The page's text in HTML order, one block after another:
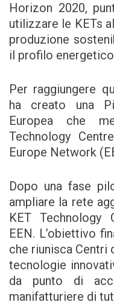
Horizon 2020,
utilizzare le KETs
produzione
il profilo
Per raggiungere
ha creato una
Europea che
Technology
Europe Network
Dopo una fase
ampliare la rete
KET Technology
EEN. L’obiettivo
che riunisca
tecnologie
da punto di
manifatturiere di